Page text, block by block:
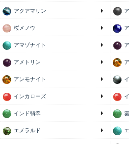
アクアマリン
桜メノウ
アマゾナイト
アメトリン
アンモナイト
インカローズ
インド翡翠
エメラルド